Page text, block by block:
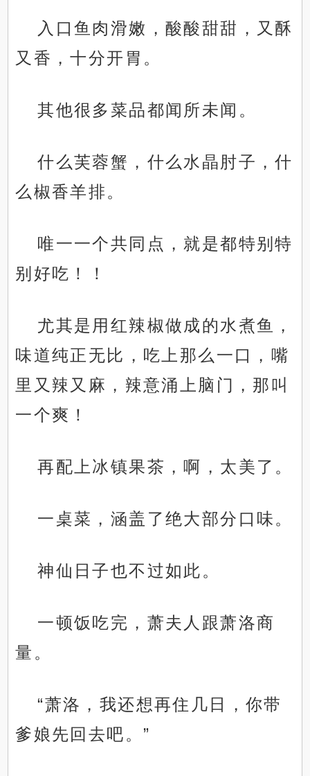
入口鱼肉滑嫩，酸酸甜甜，又酥
又香，十分开胃。
其他很多菜品都闻所未闻。
什么芙蓉蟹，什么水晶肘子，什
么椒香羊排。
唯一一个共同点，就是都特别特
别好吃！！
尤其是用红辣椒做成的水煮鱼，
味道纯正无比，吃上那么一口，嘴
里又辣又麻，辣意涌上脑门，那叫
一个爽！
再配上冰镇果茶，啊，太美了。
一桌菜，涵盖了绝大部分口味。
神仙日子也不过如此。
一顿饭吃完，萧夫人跟萧洛商
量。
“萧洛，我还想再住几日，你带
爹娘先回去吧。”